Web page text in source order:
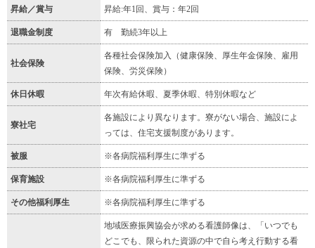
昇給／賞与 昇給:年1回、賞与：年2回
退職金制度 有 勤続3年以上
社会保険
各種社会保険加入（健康保険、厚生年金保険、雇用
保険、労災保険）
休日休暇 年次有給休暇、夏季休暇、特別休暇など
寮社宅
各施設により異なります。寮がない場合、施設によ
っては、住宅支援制度があります。
被服 ※各病院福利厚生に準ずる
保育施設 ※各病院福利厚生に準ずる
その他福利厚生 ※各病院福利厚生に準ずる
地域医療振興協会が求める看護師像は、「いつでも
どこでも、限られた資源の中で自ら考え行動する看